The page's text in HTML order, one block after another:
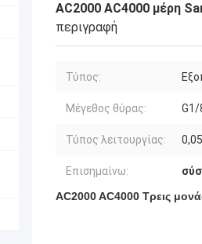
AC2000 AC4000 μέρη
περιγραφή
Τύπος:
Μέγεθος θύρας: G1/
Τύπος λειτουργίας:
Επισημαίνω:
AC2000 AC4000 Τρεις